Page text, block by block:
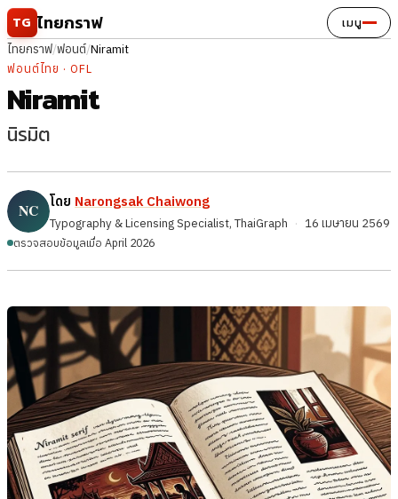
ข้ามไปยังเนื้อหา
TG ไทยกราฟ เมนู
ไทยกราฟ/ฟอนต์/Niramit
ฟอนต์ไทย · OFL
Niramit
นิรมิต
โดย Narongsak Chaiwong
Typography & Licensing Specialist, ThaiGraph · 16 เมษายน 2569
ตรวจสอบข้อมูลเมื่อ April 2026